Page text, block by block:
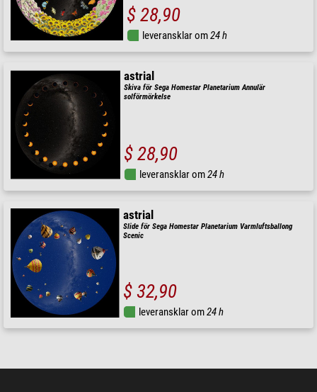
$ 28,90
leveransklar om24 h
astrial
Skiva för Sega Homestar Planetarium Annulär
solförmörkelse
$ 28,90
leveransklar om24 h
astrial
Slide för Sega Homestar Planetarium Varmluftsballong
Scenic
$ 32,90
leveransklar om24 h